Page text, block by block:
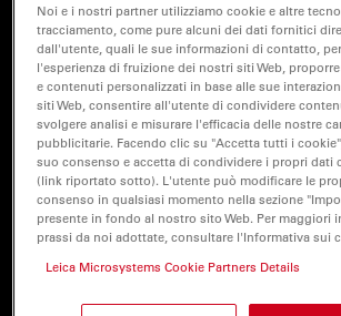
Noi e i nostri partner utilizziamo cookie e altre
tracciamento, come pure alcuni dei dati fornitici
dall'utente, quali le sue informazioni di contatto,
l'esperienza di fruizione dei nostri siti Web,
e contenuti personalizzati in base alle sue
siti Web, consentire all'utente di condividere
svolgere analisi e misurare l'efficacia delle nostre
pubblicitarie. Facendo clic su "Accetta tutti i
suo consenso e accetta di condividere i propri dati
(link riportato sotto). L'utente può modificare le
consenso in qualsiasi momento nella sezione
presente in fondo al nostro sito Web. Per maggiori
prassi da noi adottate, consultare l'Informativa sui
Leica Microsystems Cookie Partners Details